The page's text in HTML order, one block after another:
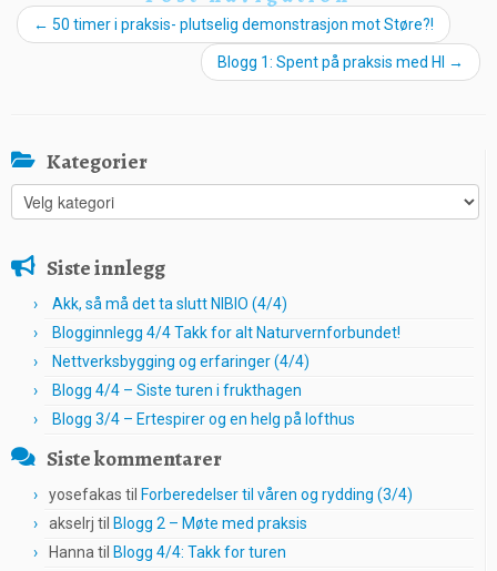
← 50 timer i praksis- plutselig demonstrasjon mot Støre?!
Blogg 1: Spent på praksis med HI →
Kategorier
Kategorier
Siste innlegg
Akk, så må det ta slutt NIBIO (4/4)
Blogginnlegg 4/4 Takk for alt Naturvernforbundet!
Nettverksbygging og erfaringer (4/4)
Blogg 4/4 – Siste turen i frukthagen
Blogg 3/4 – Ertespirer og en helg på lofthus
Siste kommentarer
yosefakas til Forberedelser til våren og rydding (3/4)
akselrj til Blogg 2 – Møte med praksis
Hanna til Blogg 4/4: Takk for turen